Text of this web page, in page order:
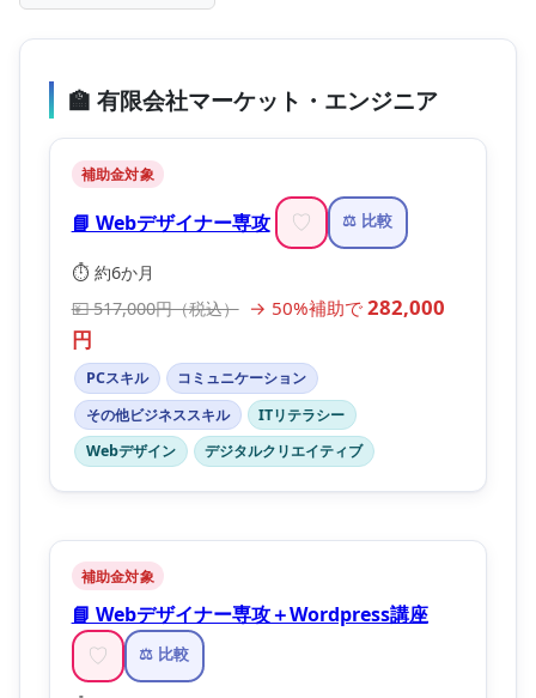
🏫 有限会社マーケット・エンジニア
補助金対象
📘 Webデザイナー専攻 ♡ ⚖️ 比較
⏱️ 約6か月
💴 517,000円（税込） → 50%補助で 282,000
円
PCスキル
コミュニケーション
その他ビジネススキル
ITリテラシー
Webデザイン
デジタルクリエイティブ
補助金対象
📘 Webデザイナー専攻＋Wordpress講座
♡ ⚖️ 比較